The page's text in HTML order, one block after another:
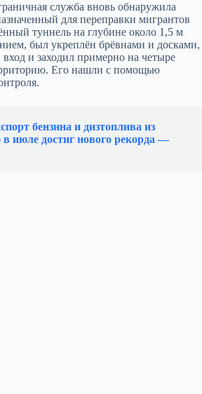
служба вновь обнаружила
для переправки мигрантов
туннель на глубине около 1,5 м
был укреплён брёвнами и досками,
и заходил примерно на четыре
Его нашли с помощью
бензина и дизтоплива из
июле достиг нового рекорда —